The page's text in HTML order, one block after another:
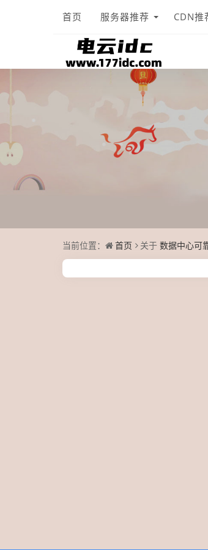
首页 服务器推荐 CDN推
当前位置： 首页 关于 数据中心可